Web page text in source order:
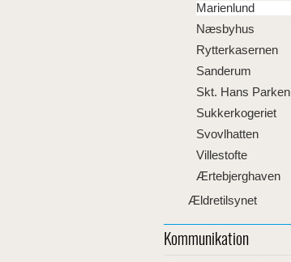
Marienlund
Næsbyhus
Rytterkasernen
Sanderum
Skt. Hans Parken
Sukkerkogeriet
Svovlhatten
Villestofte
Ærtebjerghaven
Ældretilsynet
Kommunikation